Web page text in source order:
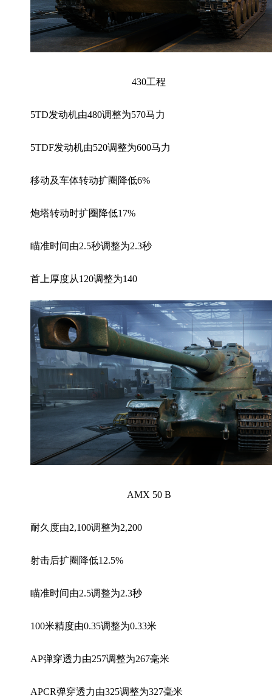
430工程
5TD发动机由480调整为570马力
5TDF发动机由520调整为600马力
移动及车体转动扩圈降低6%
炮塔转动时扩圈降低17%
瞄准时间由2.5秒调整为2.3秒
首上厚度从120调整为140
AMX 50 B
耐久度由2,100调整为2,200
射击后扩圈降低12.5%
瞄准时间由2.5调整为2.3秒
100米精度由0.35调整为0.33米
AP弹穿透力由257调整为267毫米
APCR弹穿透力由325调整为327毫米